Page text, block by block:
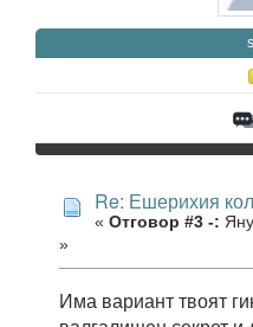
Re: Ешерихия
« Отговор #3 -:
»
Има вариант твоят